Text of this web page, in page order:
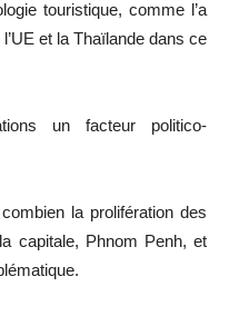
touristique, comme l’a
et la Thaïlande dans ce
un facteur politico-
la prolifération des
capitale, Phnom Penh, et